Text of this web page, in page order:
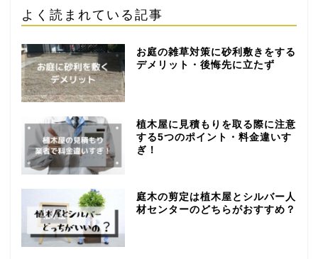
よく読まれている記事
お庭の雑草対策に砂利敷きをする
デメリット・後悔先に立たず
植木屋に見積もりを取る際に注意
する5つのポイント・料金違いす
ぎ！
庭木の剪定は植木屋とシルバー人
材センターのどちらがおすすめ？